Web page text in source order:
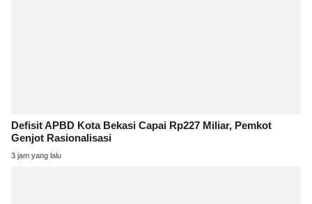
Defisit APBD Kota Bekasi Capai Rp227 Miliar, Pemkot
Genjot Rasionalisasi
3 jam yang lalu